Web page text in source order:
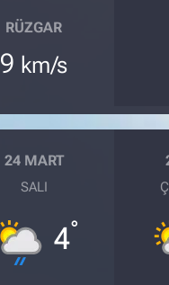
RÜZGAR
9 km/s
24 MART
SALI
4°